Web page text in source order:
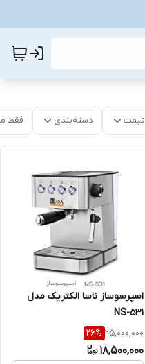
قیمت دسته‌بندی فقط
اسپرسوساز ناسا الکتریک مدل
NS-531
25,000,000
26%
18,500,000